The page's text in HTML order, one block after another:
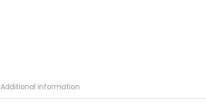
Additional information